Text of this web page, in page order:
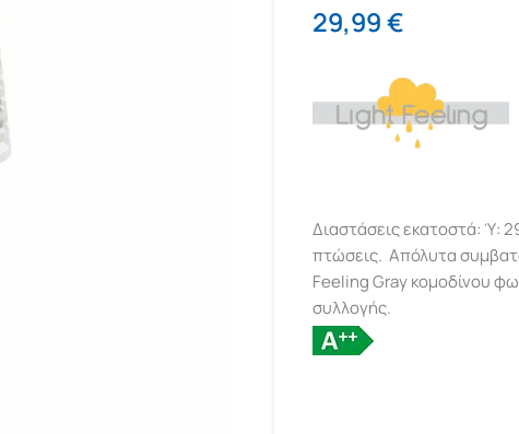
29,99€
Διαστάσεις εκατοστά: Ύ:
πτώσεις. Απόλυτα
Feeling Gray κομοδίνου
συλλογής.